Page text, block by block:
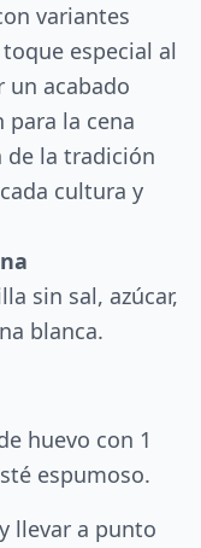
variantes
especial al
un acabado
la cena
de la tradición
cultura y
sin sal, azúcar,
blanca.
huevo con 1
espumoso.
llevar a punto